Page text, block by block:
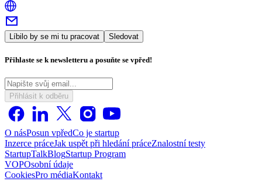
Líbilo by se mi tu pracovat Sledovat
Přihlaste se k newsletteru a posuňte se vpřed!
Přihlásit k odběru
O násPosun vpředCo je startup
Inzerce práceJak uspět při hledání práceZnalostní testy
StartupTalkBlogStartup Program
VOPOsobní údaje
CookiesPro médiaKontakt